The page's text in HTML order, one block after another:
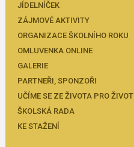
JÍDELNÍČEK
ZÁJMOVÉ AKTIVITY
ORGANIZACE ŠKOLNÍHO ROKU
OMLUVENKA ONLINE
GALERIE
PARTNEŘI, SPONZOŘI
UČÍME SE ZE ŽIVOTA PRO ŽIVOT
ŠKOLSKÁ RADA
KE STAŽENÍ